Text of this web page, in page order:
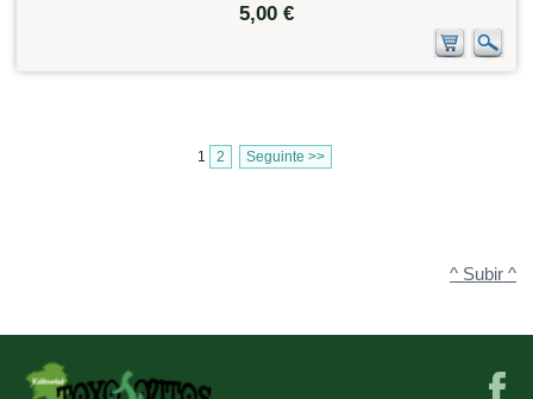
5,00 €
1 2 Seguinte >>
^ Subir ^